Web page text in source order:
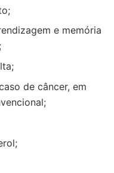
e memória
de câncer, em